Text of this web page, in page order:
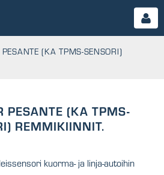
(KA TPMS-SENSORI)
PESANTE (KA TPMS-
REMMIKIINNIT.
kuorma- ja linja-autoihin